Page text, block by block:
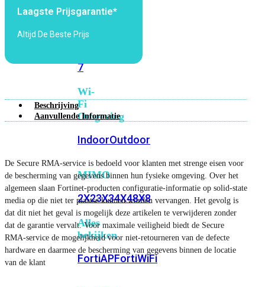
6Wi-
Fi
6E
7
Wi-
Fi
Omgeving
IndoorOutdoor
MIMO
2X23X34X48X8
Alles
bekijken
FortiAPFortiWiFi
Laagste Prijsgarantie*
Altijd De Beste Prijs
Beschrijving
Aanvullende Informatie
De Secure RMA-service is bedoeld voor klanten met strenge eisen voor
de bescherming van gegevens binnen hun fysieke omgeving. Over het
algemeen slaan Fortinet-producten configuratie-informatie op solid-state
media op die niet ter plaatse kunnen worden vervangen. Het gevolg is
dat dit niet het geval is mogelijk deze artikelen te verwijderen zonder
dat de garantie vervalt. Voor maximale veiligheid biedt de Secure
RMA-service de mogelijkheid voor niet-retourneren van de defecte
hardware en daarmee de bescherming van gegevens binnen de locatie
van de klant